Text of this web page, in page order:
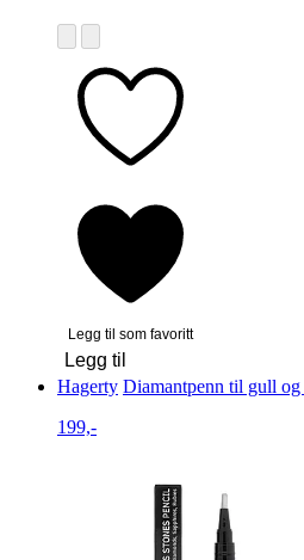
Legg til som favoritt
Legg til
Hagerty Diamantpenn til gull og
199,-